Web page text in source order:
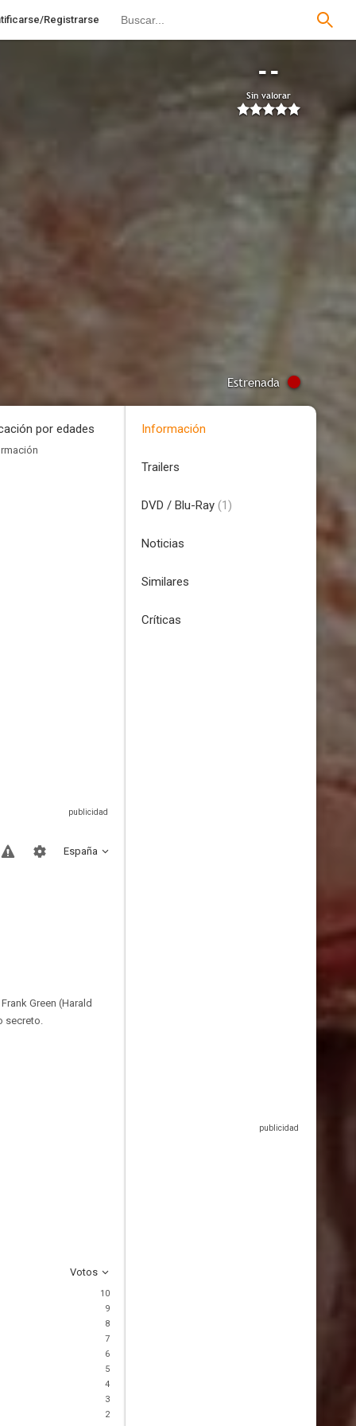
Registrarse
--
Sin valorar
Estrenada
por edades
España
Green (Harald
secreto.
Votos
10
9
8
7
6
5
4
3
2
Información
Trailers
DVD / Blu-Ray (1)
Noticias
Similares
Críticas